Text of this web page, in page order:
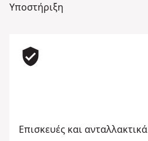
Υποστήριξη
verified_user
Επισκευές και ανταλλακτικά